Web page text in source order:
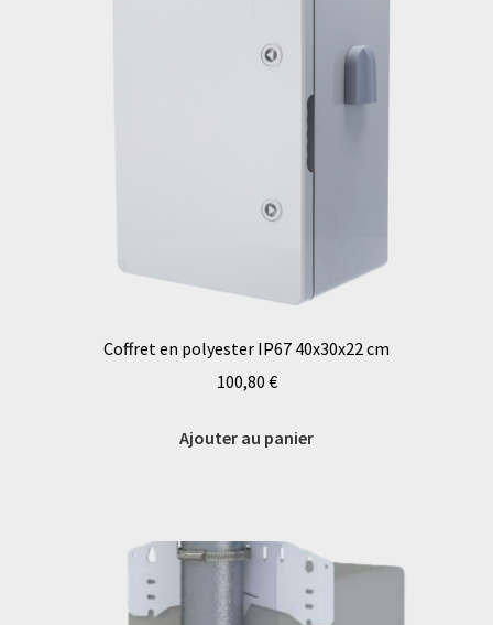
Coffret en polyester IP67 40x30x22 cm
100,80 €
Ajouter au panier